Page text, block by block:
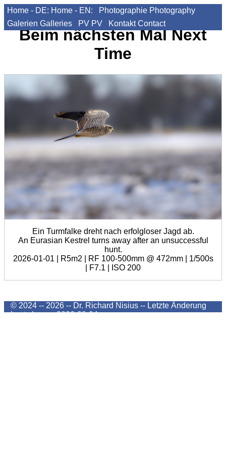
Home - DE: Home - EN: Photographie Photography
Galerien Galleries PV PV Kontakt Contact
Beim nächsten MalNext
Time
Ein Turmfalke dreht nach erfolgloser Jagd ab.
An Eurasian Kestrel turns away after an unsuccessful
hunt.
2026-01-01 | R5m2 | RF 100-500mm @ 472mm | 1/500s
| F7.1 | ISO 200
© 2024 -- 2026 -- Dr. Richard Nisius -- Letzte Änderung
Last change2026-08-04